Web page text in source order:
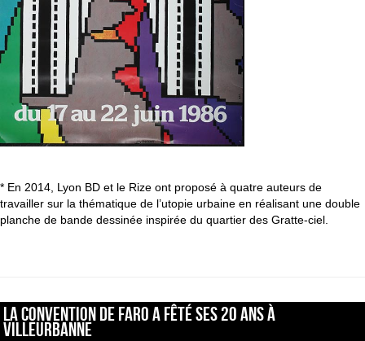
* En 2014, Lyon BD et le Rize ont proposé à quatre auteurs de
travailler sur la thématique de l’utopie urbaine en réalisant une double
planche de bande dessinée inspirée du quartier des Gratte-ciel.
La convention de Faro a fêté ses 20 ans à
Villeurbanne